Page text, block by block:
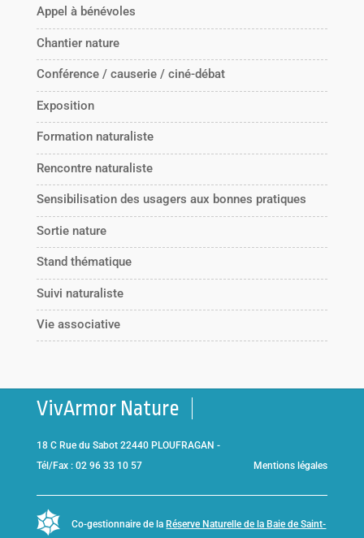
Appel à bénévoles
Chantier nature
Conférence / causerie / ciné-débat
Exposition
Formation naturaliste
Rencontre naturaliste
Sensibilisation des usagers aux bonnes pratiques
Sortie nature
Stand thématique
Suivi naturaliste
Vie associative
VivArmor Nature
18 C Rue du Sabot 22440 PLOUFRAGAN -
Tél/Fax : 02 96 33 10 57
Mentions légales
Co-gestionnaire de laRéserve Naturelle de la Baie de Saint-